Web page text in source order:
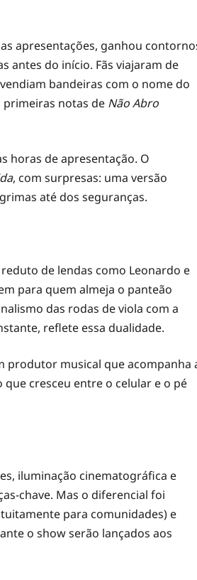
apresentações, ganhou
antes do início. Fãs viajaram de
bandeiras com o nome do
primeiras notas de Não Abro
horas de apresentação. O
, com surpresas: uma versão
até dos seguranças.
de lendas como Leonardo e
para quem almeja o panteão
das rodas de viola com a
reflete essa dualidade.
produtor musical que acompanha
que cresceu entre o celular e o pé
iluminação cinematográfica e
chave. Mas o diferencial foi
para comunidades) e
o show serão lançados aos